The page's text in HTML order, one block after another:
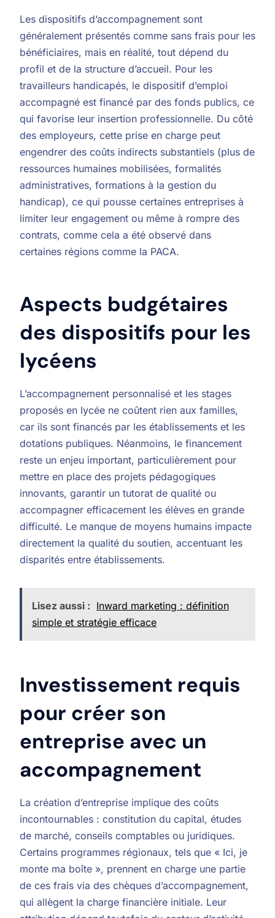
Les dispositifs d’accompagnement sont
généralement présentés comme sans frais pour les
bénéficiaires, mais en réalité, tout dépend du
profil et de la structure d’accueil. Pour les
travailleurs handicapés, le dispositif d’emploi
accompagné est financé par des fonds publics, ce
qui favorise leur insertion professionnelle. Du côté
des employeurs, cette prise en charge peut
engendrer des coûts indirects substantiels (plus de
ressources humaines mobilisées, formalités
administratives, formations à la gestion du
handicap), ce qui pousse certaines entreprises à
limiter leur engagement ou même à rompre des
contrats, comme cela a été observé dans
certaines régions comme la PACA.
Aspects budgétaires
des dispositifs pour les
lycéens
L’accompagnement personnalisé et les stages
proposés en lycée ne coûtent rien aux familles,
car ils sont financés par les établissements et les
dotations publiques. Néanmoins, le financement
reste un enjeu important, particulièrement pour
mettre en place des projets pédagogiques
innovants, garantir un tutorat de qualité ou
accompagner efficacement les élèves en grande
difficulté. Le manque de moyens humains impacte
directement la qualité du soutien, accentuant les
disparités entre établissements.
Lisez aussi : Inward marketing : définition
simple et stratégie efficace
Investissement requis
pour créer son
entreprise avec un
accompagnement
La création d’entreprise implique des coûts
incontournables : constitution du capital, études
de marché, conseils comptables ou juridiques.
Certains programmes régionaux, tels que « Ici, je
monte ma boîte », prennent en charge une partie
de ces frais via des chèques d’accompagnement,
qui allègent la charge financière initiale. Leur